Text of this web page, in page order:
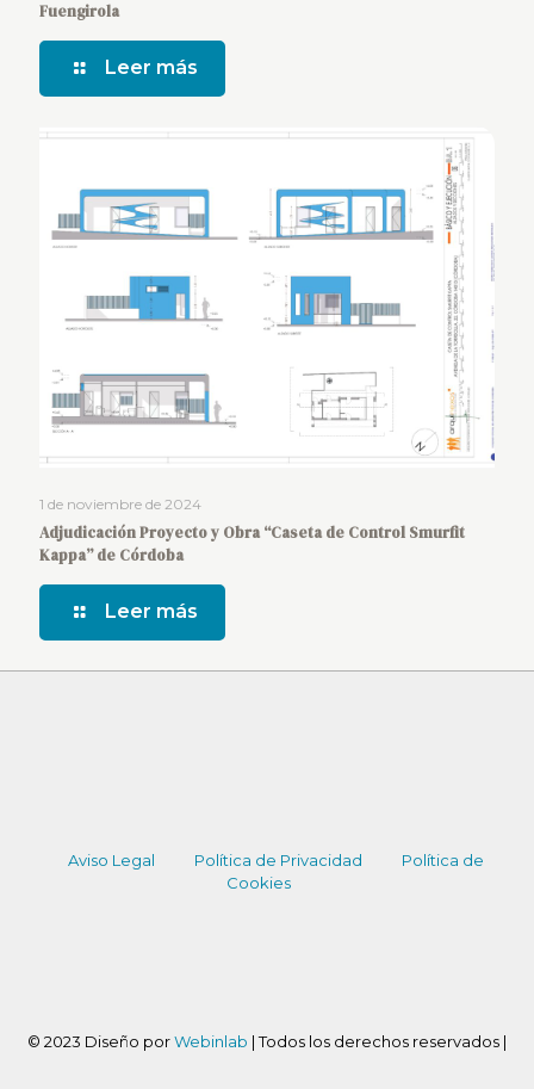
Fuengirola
Leer más
1 de noviembre de 2024
Adjudicación Proyecto y Obra “Caseta de Control Smurfit
Kappa” de Córdoba
Leer más
Aviso Legal Política de Privacidad
Política de
Cookies
© 2023 Diseño porWebinlab | Todos los derechos reservados |